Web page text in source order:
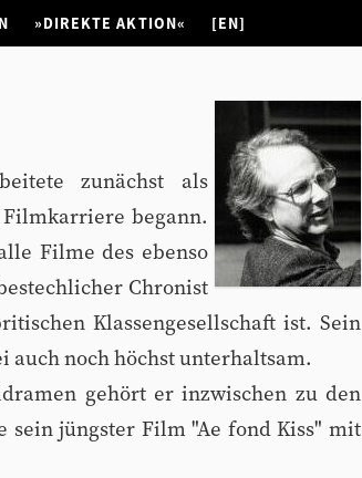
»DIREKTE AKTION« [EN]
zunächst als
Filmkarriere begann.
Filme des ebenso
Chronist
Klassengesellschaft ist. Sein
noch höchst unterhaltsam.
gehört er inzwischen zu den
sein jüngster Film "Ae fond Kiss" mit